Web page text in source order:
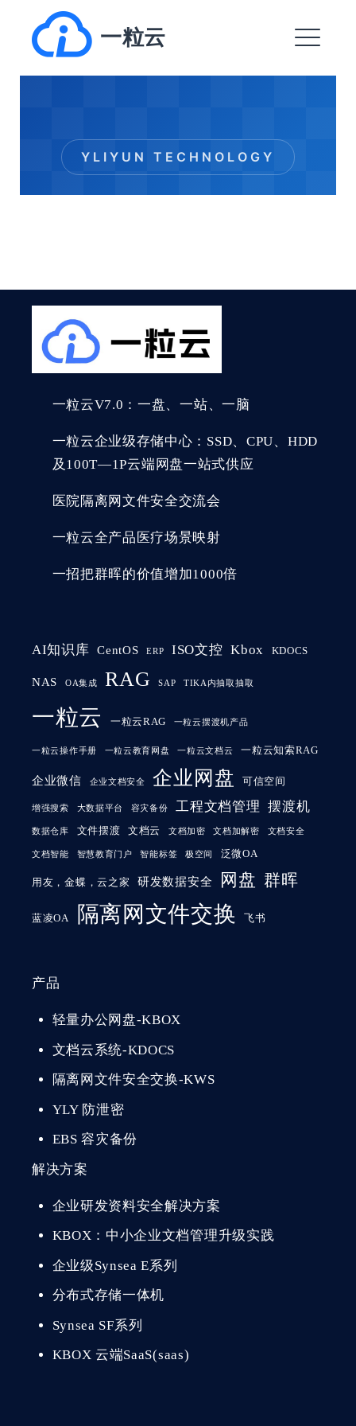
一粒云
菜
一粒云V7.0：一盘、一站、一脑
一粒云企业级存储中心：SSD、CPU、HDD
及100T—1P云端网盘一站式供应
医院隔离网文件安全交流会
一粒云全产品医疗场景映射
一招把群晖的价值增加1000倍
AI知识库 CentOS ERP ISO文控 Kbox KDOCS
NAS OA集成 RAG SAP TIKA内抽取抽取
一粒云 一粒云RAG 一粒云摆渡机产品
一粒云操作手册 一粒云教育网盘 一粒云文档云 一粒云知索RAG
企业微信 企业文档安全 企业网盘 可信空间
增强搜索 大数据平台 容灾备份 工程文档管理 摆渡机
数据仓库 文件摆渡 文档云 文档加密 文档加解密 文档安全
文档智能 智慧教育门户 智能标签 极空间 泛微OA
用友，金蝶，云之家 研发数据安全 网盘 群晖
蓝凌OA 隔离网文件交换 飞书
产品
轻量办公网盘-KBOX
文档云系统-KDOCS
隔离网文件安全交换-KWS
YLY 防泄密
EBS 容灾备份
解决方案
企业研发资料安全解决方案
KBOX：中小企业文档管理升级实践
企业级Synsea E系列
分布式存储一体机
Synsea SF系列
KBOX 云端SaaS(saas)